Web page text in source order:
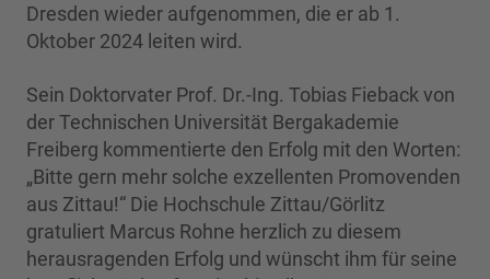
Dresden wieder aufgenommen, die er ab 1.
Oktober 2024 leiten wird.
Sein Doktorvater Prof. Dr.-Ing. Tobias Fieback von
der Technischen Universität Bergakademie
Freiberg kommentierte den Erfolg mit den Worten:
„Bitte gern mehr solche exzellenten Promovenden
aus Zittau!“ Die Hochschule Zittau/Görlitz
gratuliert Marcus Rohne herzlich zu diesem
herausragenden Erfolg und wünscht ihm für seine